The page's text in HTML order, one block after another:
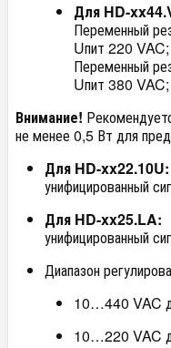
Для HD-
Переменный
Uпит 220 VAC;
Переменный
Uпит 380 VAC;
Внимание!
не менее 0,5 Вт для
Для HD-xx22.10U:
унифицированный
Для HD-xx25.LA:
унифицированный
Диапазон
10…440 VAC
10…220 VAC